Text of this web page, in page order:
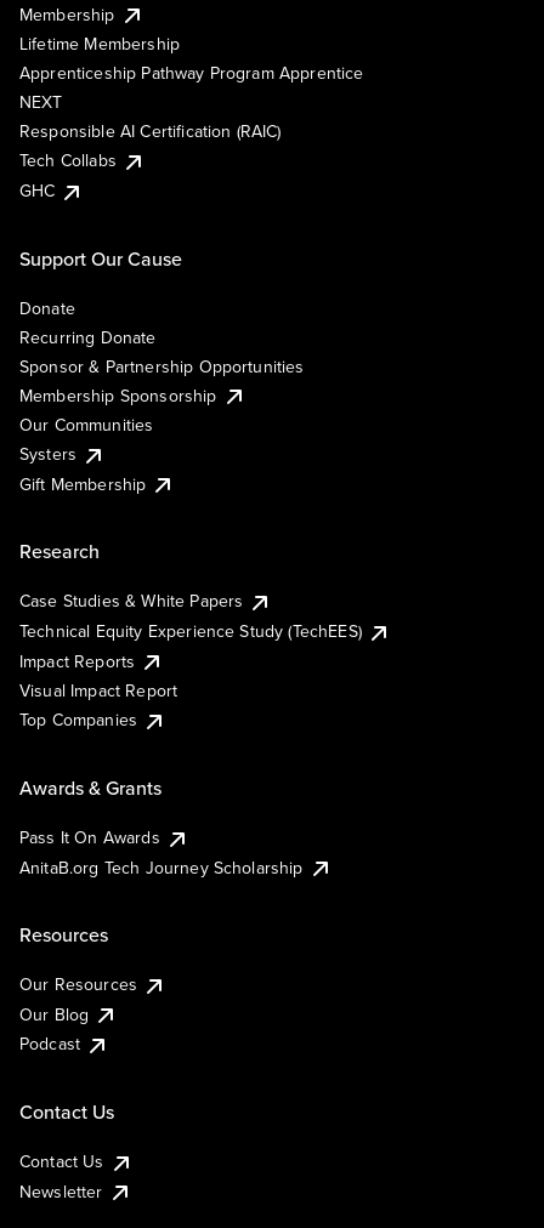
Membership
Lifetime Membership
Apprenticeship Pathway Program Apprentice
NEXT
Responsible AI Certification (RAIC)
Tech Collabs
GHC
Support Our Cause
Donate
Recurring Donate
Sponsor & Partnership Opportunities
Membership Sponsorship
Our Communities
Systers
Gift Membership
Research
Case Studies & White Papers
Technical Equity Experience Study (TechEES)
Impact Reports
Visual Impact Report
Top Companies
Awards & Grants
Pass It On Awards
AnitaB.org Tech Journey Scholarship
Resources
Our Resources
Our Blog
Podcast
Contact Us
Contact Us
Newsletter